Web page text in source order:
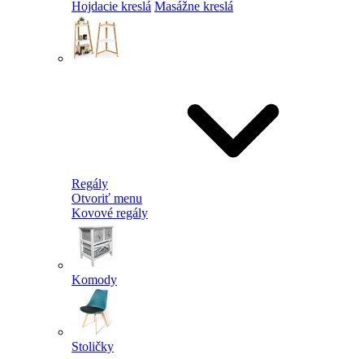
Hojdacie kreslá Masážne kreslá
Regály
Otvoriť menu
Kovové regály
Komody
Stoličky